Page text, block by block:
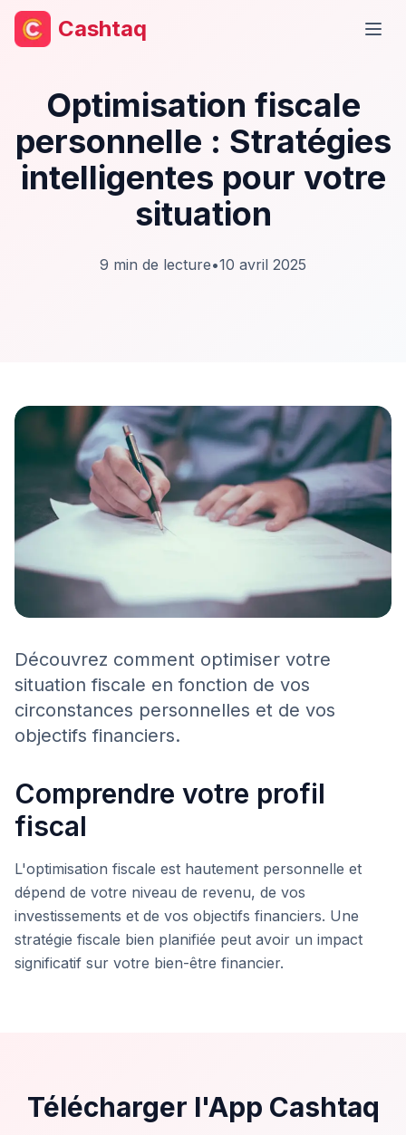
Cashtaq
Optimisation fiscale
personnelle : Stratégies
intelligentes pour votre
situation
9 min de lecture•10 avril 2025
Découvrez comment optimiser votre
situation fiscale en fonction de vos
circonstances personnelles et de vos
objectifs financiers.
Comprendre votre profil
fiscal
L'optimisation fiscale est hautement personnelle et
dépend de votre niveau de revenu, de vos
investissements et de vos objectifs financiers. Une
stratégie fiscale bien planifiée peut avoir un impact
significatif sur votre bien-être financier.
Télécharger l'App Cashtaq